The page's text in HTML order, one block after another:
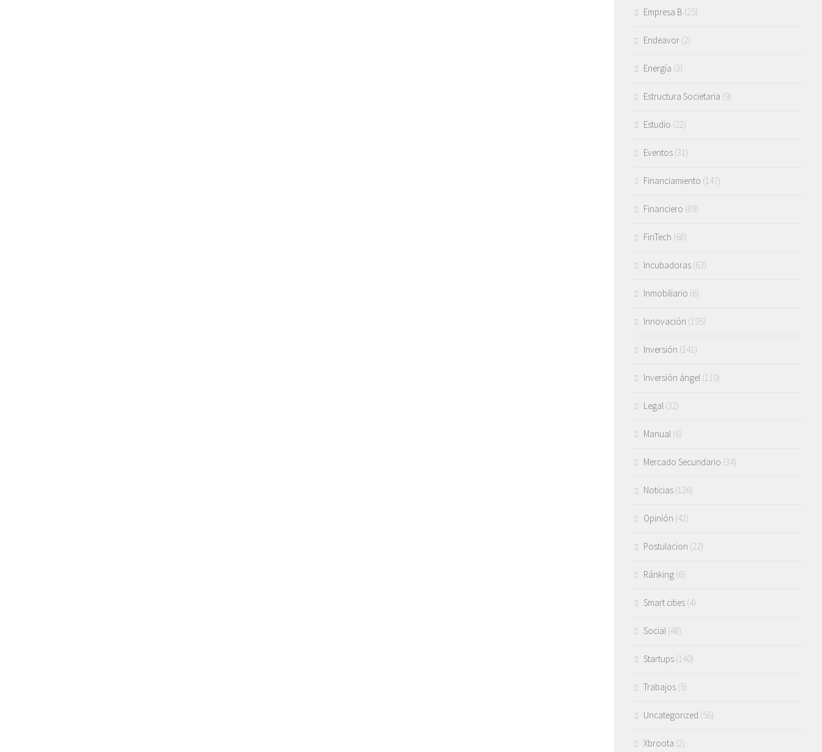
Empresa B (25)
Endeavor (2)
Energía (3)
Estructura Societaria (9)
Estudio (22)
Eventos (31)
Financiamiento (147)
Financiero (89)
FinTech (68)
Incubadoras (63)
Inmobiliario (6)
Innovación (195)
Inversión (141)
Inversión ángel (110)
Legal (32)
Manual (6)
Mercado Secundario (34)
Noticias (126)
Opinión (42)
Postulacion (22)
Ránking (6)
Smart cities (4)
Social (48)
Startups (140)
Trabajos (5)
Uncategorized (56)
Xbroota (2)